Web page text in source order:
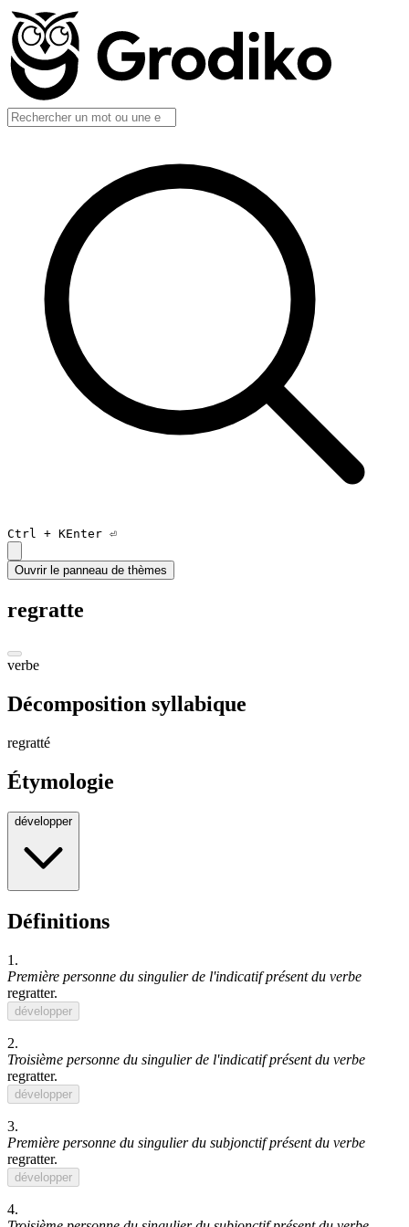
Ctrl + KEnter ⏎
Ouvrir le panneau de thèmes
regratte
verbe
Décomposition syllabique
regratté
Étymologie
développer
Définitions
1.
Première personne du singulier de l'indicatif présent du verbe
regratter.
développer
2.
Troisième personne du singulier de l'indicatif présent du verbe
regratter.
développer
3.
Première personne du singulier du subjonctif présent du verbe
regratter.
développer
4.